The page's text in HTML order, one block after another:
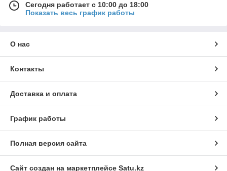
Сегодня работает с 10:00 до 18:00
Показать весь график работы
О нас
Контакты
Доставка и оплата
График работы
Полная версия сайта
Сайт создан на маркетплейсе Satu.kz